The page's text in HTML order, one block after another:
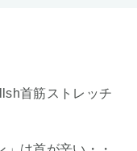
首筋ストレッチ